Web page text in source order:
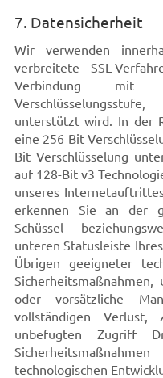
7. Datensicherheit
Wir verwenden
verbreitete SSL-
Verbindung mit
unterstützt wird. In der
eine 256 Bit
Bit Verschlüsselung
auf 128-Bit v3
unseres
erkennen Sie an der
Schüssel-
unteren Statusleiste
Übrigen geeigneter
oder vorsätzliche
vollständigen
unbefugten Zugriff
technologischen